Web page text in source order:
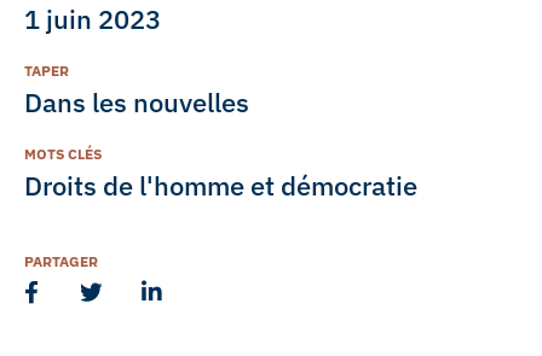
1 juin 2023
TAPER
Dans les nouvelles
MOTS CLÉS
Droits de l'homme et démocratie
PARTAGER